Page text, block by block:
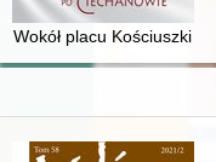
poeta
Wokół placu Kościuszki